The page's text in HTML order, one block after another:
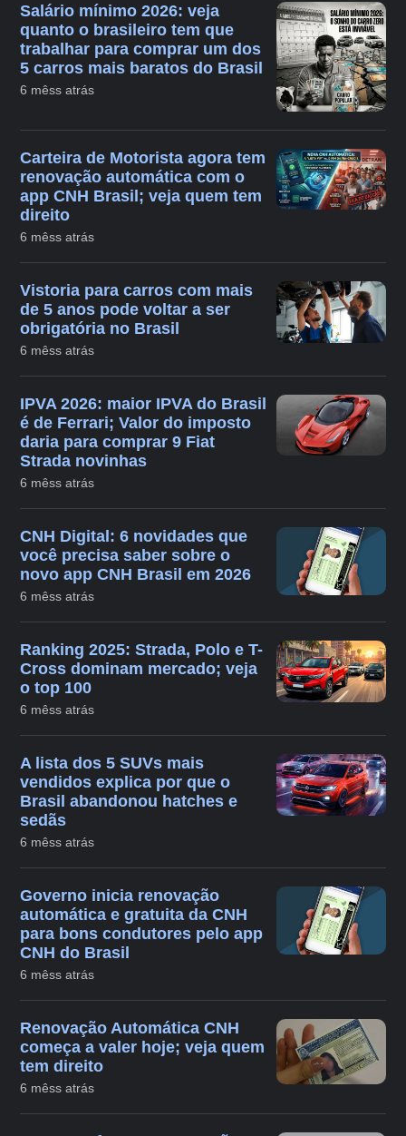
Salário mínimo 2026: veja
quanto o brasileiro tem que
trabalhar para comprar um dos
5 carros mais baratos do Brasil
6 mêss atrás
Carteira de Motorista agora tem
renovação automática com o
app CNH Brasil; veja quem tem
direito
6 mêss atrás
Vistoria para carros com mais
de 5 anos pode voltar a ser
obrigatória no Brasil
6 mêss atrás
IPVA 2026: maior IPVA do Brasil
é de Ferrari; Valor do imposto
daria para comprar 9 Fiat
Strada novinhas
6 mêss atrás
CNH Digital: 6 novidades que
você precisa saber sobre o
novo app CNH Brasil em 2026
6 mêss atrás
Ranking 2025: Strada, Polo e T-
Cross dominam mercado; veja
o top 100
6 mêss atrás
A lista dos 5 SUVs mais
vendidos explica por que o
Brasil abandonou hatches e
sedãs
6 mêss atrás
Governo inicia renovação
automática e gratuita da CNH
para bons condutores pelo app
CNH do Brasil
6 mêss atrás
Renovação Automática CNH
começa a valer hoje; veja quem
tem direito
6 mêss atrás